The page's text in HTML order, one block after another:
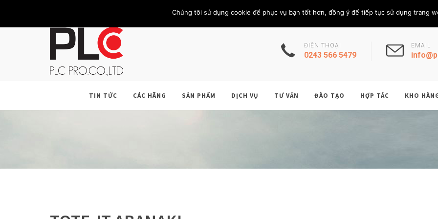
KHÁCH HÀNG LIÊN HỆ THÀNH VIÊN Thứ Bảy, 8/8/
ĐIỆN THOẠI
0243 566 5479
EMAIL
TIN TỨC CÁC HÃNG SẢN PHẨM DỊCH VỤ TƯ VẤN ĐÀO TẠO HỢP TÁC KHO
Chúng tôi sử dụng cookie để phục vụ bạn tốt hơn, đồng ý để tiếp tục sử dụng trang